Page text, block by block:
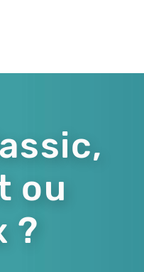
ou
?